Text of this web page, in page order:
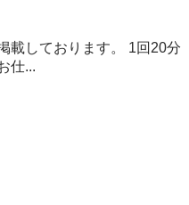
載しております。 1回20分
仕...